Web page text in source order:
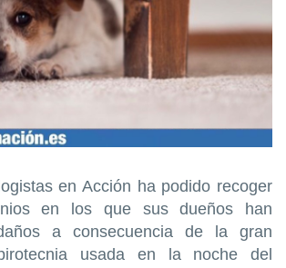
en Acción ha podido recoger
en los que sus dueños han
a consecuencia de la gran
usada en la noche del